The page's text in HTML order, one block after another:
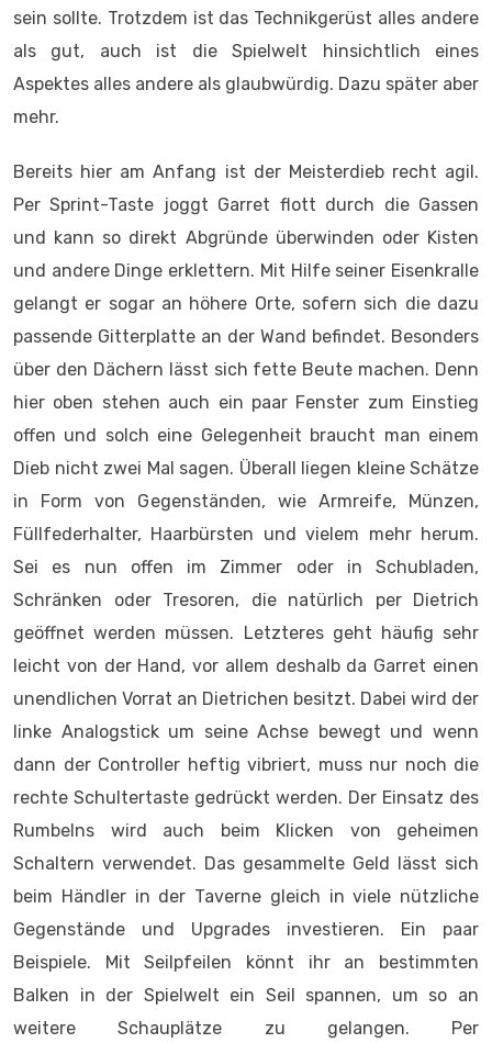
sein sollte. Trotzdem ist das Technikgerüst alles andere
als gut, auch ist die Spielwelt hinsichtlich eines
Aspektes alles andere als glaubwürdig. Dazu später aber
mehr.
Bereits hier am Anfang ist der Meisterdieb recht agil.
Per Sprint-Taste joggt Garret flott durch die Gassen
und kann so direkt Abgründe überwinden oder Kisten
und andere Dinge erklettern. Mit Hilfe seiner Eisenkralle
gelangt er sogar an höhere Orte, sofern sich die dazu
passende Gitterplatte an der Wand befindet. Besonders
über den Dächern lässt sich fette Beute machen. Denn
hier oben stehen auch ein paar Fenster zum Einstieg
offen und solch eine Gelegenheit braucht man einem
Dieb nicht zwei Mal sagen. Überall liegen kleine Schätze
in Form von Gegenständen, wie Armreife, Münzen,
Füllfederhalter, Haarbürsten und vielem mehr herum.
Sei es nun offen im Zimmer oder in Schubladen,
Schränken oder Tresoren, die natürlich per Dietrich
geöffnet werden müssen. Letzteres geht häufig sehr
leicht von der Hand, vor allem deshalb da Garret einen
unendlichen Vorrat an Dietrichen besitzt. Dabei wird der
linke Analogstick um seine Achse bewegt und wenn
dann der Controller heftig vibriert, muss nur noch die
rechte Schultertaste gedrückt werden. Der Einsatz des
Rumbelns wird auch beim Klicken von geheimen
Schaltern verwendet. Das gesammelte Geld lässt sich
beim Händler in der Taverne gleich in viele nützliche
Gegenstände und Upgrades investieren. Ein paar
Beispiele. Mit Seilpfeilen könnt ihr an bestimmten
Balken in der Spielwelt ein Seil spannen, um so an
weitere Schauplätze zu gelangen. Per